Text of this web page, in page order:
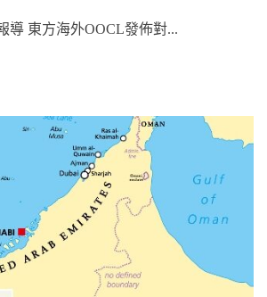
導 東方海外OOCL發佈對...